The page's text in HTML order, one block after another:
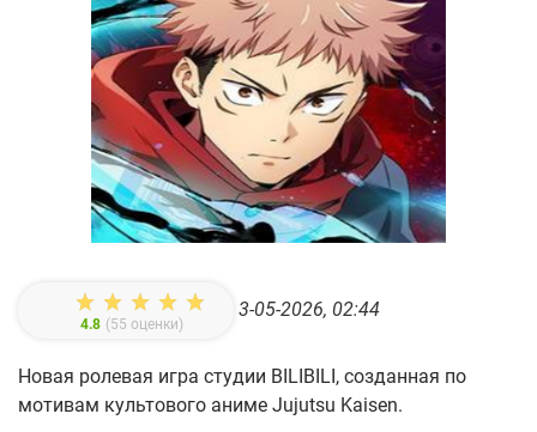
4.8 (55 оценки)
3-05-2026, 02:44
Новая ролевая игра студии BILIBILI, созданная по
мотивам культового аниме Jujutsu Kaisen.